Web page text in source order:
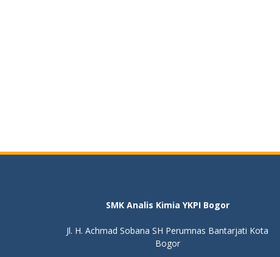
SMK Analis Kimia YKPI Bogor
Jl. H. Achmad Sobana SH Perumnas Bantarjati Kota
Bogor